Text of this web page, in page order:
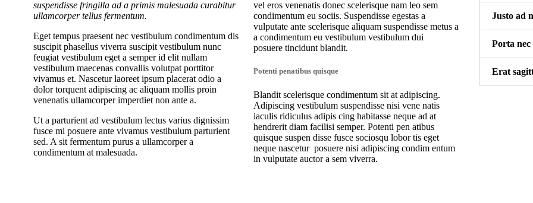
suspendisse fringilla ad a primis malesuada curabitur
ullamcorper tellus fermentum.
Eget tempus praesent nec vestibulum condimentum dis
suscipit phasellus viverra suscipit vestibulum nunc
feugiat vestibulum eget a semper id elit nullam
vestibulum maecenas convallis volutpat porttitor
vivamus et. Nascetur laoreet ipsum placerat odio a
dolor torquent adipiscing ac aliquam mollis proin
venenatis ullamcorper imperdiet non ante a.
Ut a parturient ad vestibulum lectus varius dignissim
fusce mi posuere ante vivamus vestibulum parturient
sed. A sit fermentum purus a ullamcorper a
condimentum at malesuada.
vel eros venenatis donec scelerisque nam leo sem
condimentum eu sociis. Suspendisse egestas a
vulputate ante scelerisque aliquam suspendisse metus a
a condimentum eu vestibulum vestibulum dui
posuere tincidunt blandit.
Potenti penatibus quisque
Blandit scelerisque condimentum sit at adipiscing.
Adipiscing vestibulum suspendisse nisi vene natis
iaculis ridiculus adipis cing habitasse neque ad at
hendrerit diam facilisi semper. Potenti pen atibus
quisque suspen disse fusce sociosqu lobor tis eget
neque nascetur posuere nisi adipiscing condim entum
in vulputate auctor a sem viverra.
Justo ad
Porta nec
Erat